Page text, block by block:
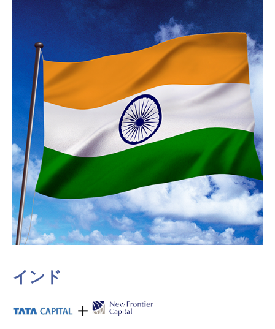
インド
＋
中国・シンガポール
欧州・ノルウェー
米国・イスラエル
アフリカ
＋